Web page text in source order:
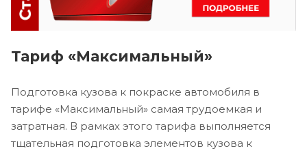
Тариф «Максимальный»
Подготовка кузова к покраске автомобиля в
тарифе «Максимальный» самая трудоемкая и
затратная. В рамках этого тарифа выполняется
тщательная подготовка элементов кузова к